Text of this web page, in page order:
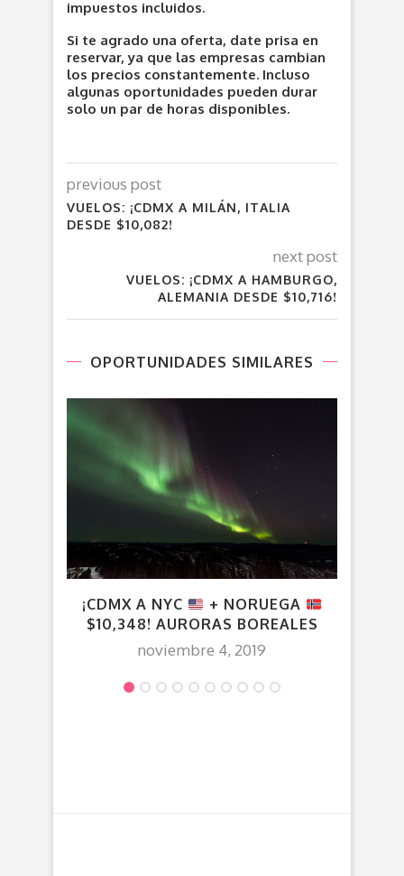
impuestos incluidos.
Si te agrado una oferta, date prisa en
reservar, ya que las empresas cambian
los precios constantemente. Incluso
algunas oportunidades pueden durar
solo un par de horas disponibles.
previous post
VUELOS: ¡CDMX A MILÁN, ITALIA
DESDE $10,082!
next post
VUELOS: ¡CDMX A HAMBURGO,
ALEMANIA DESDE $10,716!
OPORTUNIDADES SIMILARES
¡CDMX A NYC
+ NORUEGA
$10,348! AURORAS BOREALES
noviembre 4, 2019